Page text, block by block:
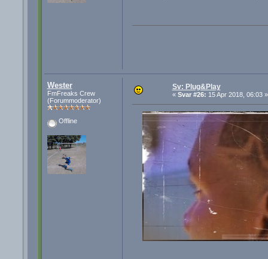
Wester
FmFreaks Crew
(Forummoderator)
Offline
Sv: Plug&Play
« Svar #26: 15 Apr 2018, 06:03 »